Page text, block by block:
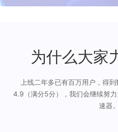
为什么大家
上线二年多已有百万用户，得
4.9（满分5分），我们会继续努
速器。